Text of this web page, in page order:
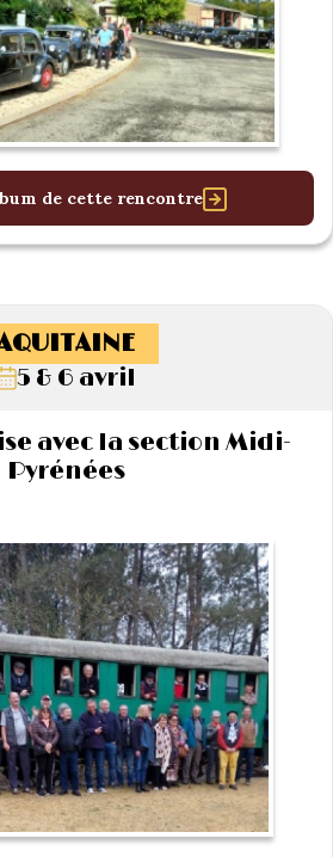
de cette rencontre
5 & 6 avril
avec la section Midi-
Pyrénées